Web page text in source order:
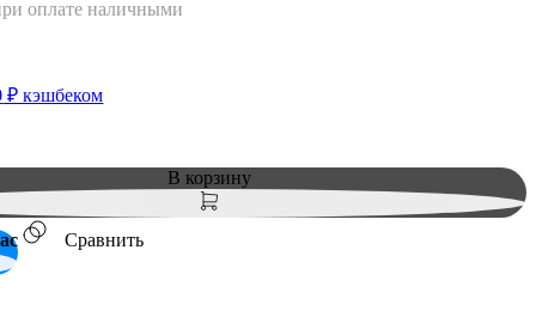
оплате наличными
₽ кэшбеком
В корзину
Сравнить